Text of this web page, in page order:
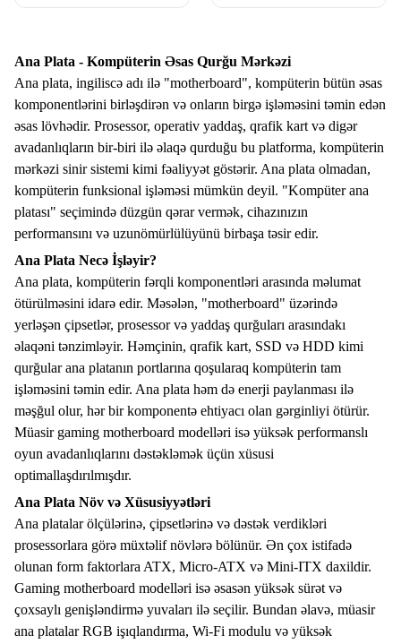
Ana Plata - Kompüterin Əsas Qurğu Mərkəzi
Ana plata, ingiliscə adı ilə "motherboard", kompüterin bütün əsas
komponentlərini birləşdirən və onların birgə işləməsini təmin edən
əsas lövhədir. Prosessor, operativ yaddaş, qrafik kart və digər
avadanlıqların bir-biri ilə əlaqə qurduğu bu platforma, kompüterin
mərkəzi sinir sistemi kimi fəaliyyət göstərir. Ana plata olmadan,
kompüterin funksional işləməsi mümkün deyil. "Kompüter ana
platası" seçimində düzgün qərar vermək, cihazınızın
performansını və uzunömürlülüyünü birbaşa təsir edir.
Ana Plata Necə İşləyir?
Ana plata, kompüterin fərqli komponentləri arasında məlumat
ötürülməsini idarə edir. Məsələn, "motherboard" üzərində
yerləşən çipsetlər, prosessor və yaddaş qurğuları arasındakı
əlaqəni tənzimləyir. Həmçinin, qrafik kart, SSD və HDD kimi
qurğular ana platanın portlarına qoşularaq kompüterin tam
işləməsini təmin edir. Ana plata həm də enerji paylanması ilə
məşğul olur, hər bir komponentə ehtiyacı olan gərginliyi ötürür.
Müasir gaming motherboard modelləri isə yüksək performanslı
oyun avadanlıqlarını dəstəkləmək üçün xüsusi
optimallaşdırılmışdır.
Ana Plata Növ və Xüsusiyyətləri
Ana platalar ölçülərinə, çipsetlərinə və dəstək verdikləri
prosessorlara görə müxtəlif növlərə bölünür. Ən çox istifadə
olunan form faktorlara ATX, Micro-ATX və Mini-ITX daxildir.
Gaming motherboard modelləri isə əsasən yüksək sürət və
çoxsaylı genişləndirmə yuvaları ilə seçilir. Bundan əlavə, müasir
ana platalar RGB işıqlandırma, Wi-Fi modulu və yüksək